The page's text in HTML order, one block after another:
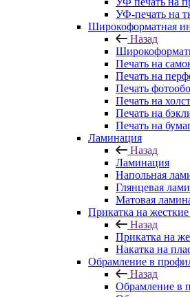
УФ-печать на
Широкоформатная
Назад
Печать на
Печать на
Печать
Печать на
Печать на
Печать на
Ламинация
Назад
Ламинация
Напольная
Глянцевая
Матовая
Прикатка на
Назад
Прикатка на
Накатка на
Обрамление в
Назад
Обрамление в